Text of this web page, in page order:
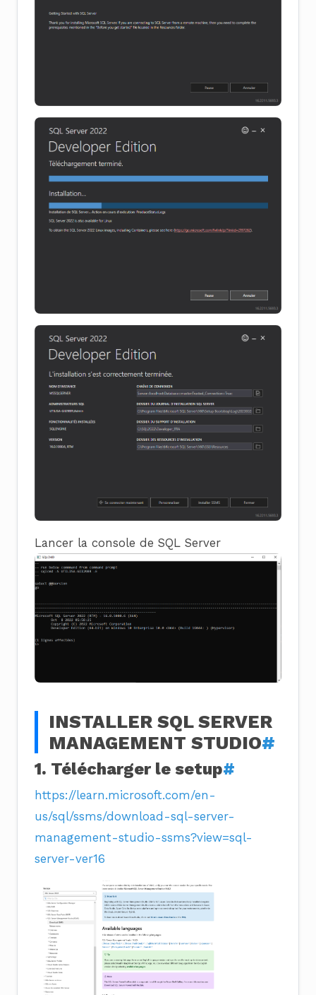
Lancer la console de SQL Server
INSTALLER SQL SERVER
MANAGEMENT STUDIO#
1. Télécharger le setup#
https://learn.microsoft.com/en-
us/sql/ssms/download-sql-server-
management-studio-ssms?view=sql-
server-ver16